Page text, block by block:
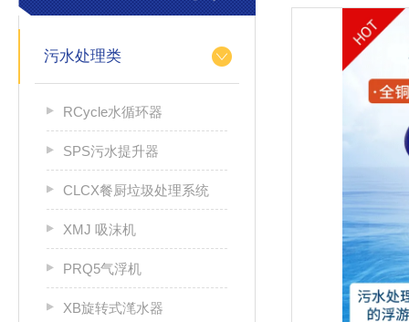
污水处理类
RCycle水循环器
SPS污水提升器
CLCX餐厨垃圾处理系统
XMJ 吸沫机
PRQ5气浮机
XB旋转式滗水器